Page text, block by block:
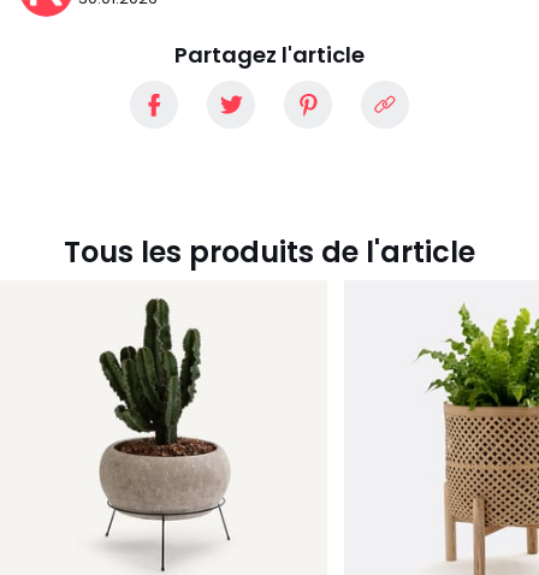
Partagez l'article
Tous les produits de l'article